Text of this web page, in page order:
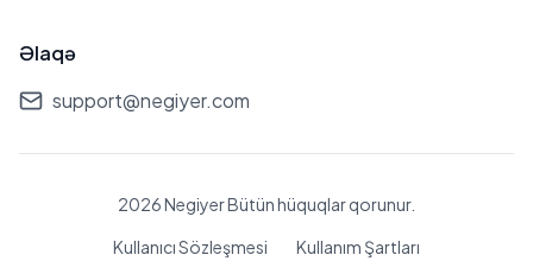
Əlaqə
support@negiyer.com
2026 Negiyer Bütün hüquqlar qorunur.
Kullanıcı Sözleşmesi
Kullanım Şartları